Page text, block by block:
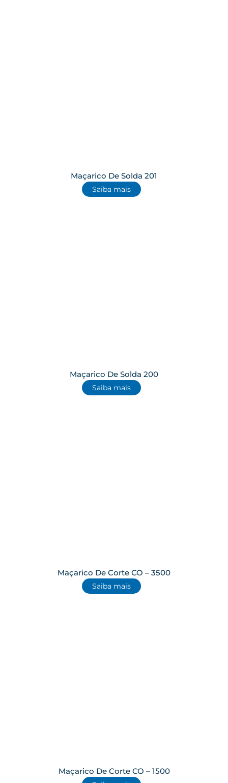
Maçarico De Solda 201
Saiba mais
Maçarico De Solda 200
Saiba mais
Maçarico De Corte CO – 3500
Saiba mais
Maçarico De Corte CO – 1500